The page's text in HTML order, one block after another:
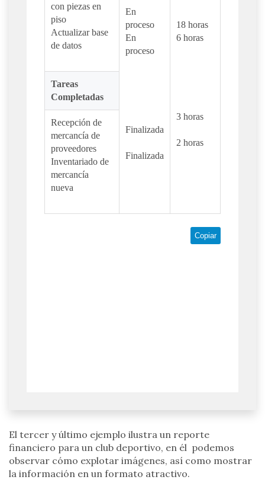
con piezas en
piso
Actualizar base
de datos
En
proceso
En
proceso
Finalizada
Finalizada
18 horas
6 horas
3 horas
2 horas
Tareas
Completadas
Recepción de
mercancía de
proveedores
Inventariado de
mercancía
nueva
Copiar
El tercer y último ejemplo ilustra un reporte
financiero para un club deportivo, en él podemos
observar cómo explotar imágenes, así como mostrar
la información en un formato atractivo.